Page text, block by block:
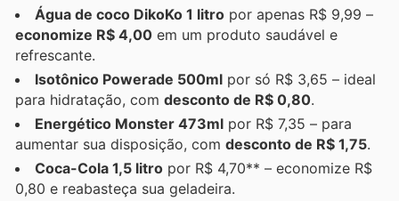
Água de coco DikoKo 1 litro por apenas R$ 9,99 –
economize R$ 4,00 em um produto saudável e
refrescante.
Isotônico Powerade 500ml por só R$ 3,65 – ideal
para hidratação, com desconto de R$ 0,80.
Energético Monster 473ml por R$ 7,35 – para
aumentar sua disposição, com desconto de R$ 1,75.
Coca-Cola 1,5 litro por R$ 4,70** – economize R$
0,80 e reabasteça sua geladeira.